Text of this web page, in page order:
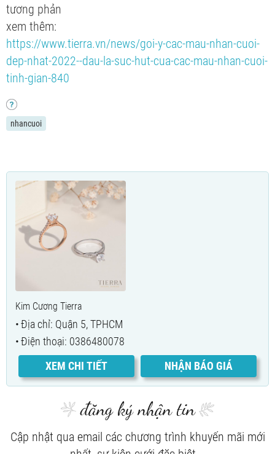
tương phản
xem thêm:
https://www.tierra.vn/news/goi-y-cac-mau-nhan-cuoi-
dep-nhat-2022--dau-la-suc-hut-cua-cac-mau-nhan-cuoi-
tinh-gian-840
nhancuoi
Kim Cương Tierra
Địa chỉ: Quận 5, TPHCM
Điện thoại: 0386480078
XEM CHI TIẾT
NHẬN BÁO GIÁ
đăng ký nhận tin
Cập nhật qua email các chương trình khuyến mãi mới